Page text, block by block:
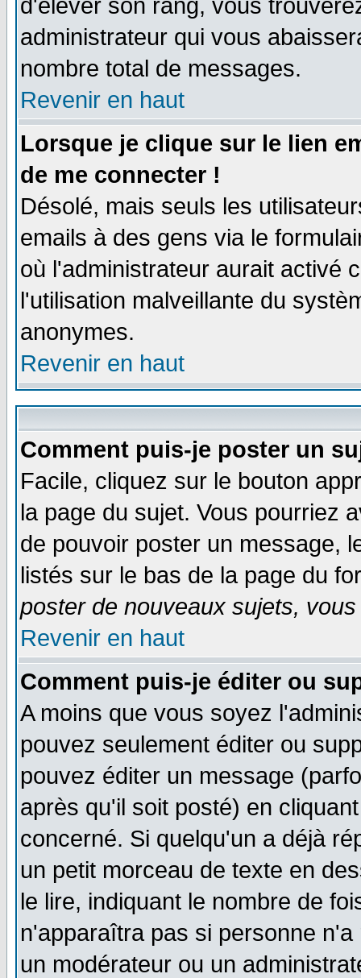
d'élever son rang, vous
administrateur qui vous
nombre total de messages.
Revenir en haut
Lorsque je clique sur le lien
de me connecter !
Désolé, mais seuls les
emails à des gens via le
où l'administrateur aurait activé
l'utilisation malveillante du
anonymes.
Revenir en haut
Comment puis-je poster un
Facile, cliquez sur le bouton
la page du sujet. Vous pourriez
de pouvoir poster un message,
listés sur le bas de la page du
poster de nouveaux sujets,
Revenir en haut
Comment puis-je éditer ou
A moins que vous soyez
pouvez seulement éditer ou
pouvez éditer un message
après qu'il soit posté) en
concerné. Si quelqu'un a déjà
un petit morceau de texte en
le lire, indiquant le nombre de
n'apparaîtra pas si personne
un modérateur ou un